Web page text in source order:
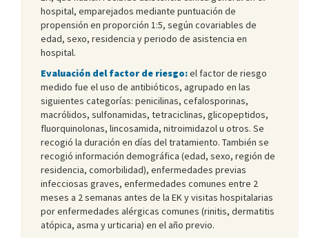
hospital, emparejados mediante puntuación de
propensión en proporción 1:5, según covariables de
edad, sexo, residencia y periodo de asistencia en
hospital.
Evaluación del factor de riesgo:el factor de riesgo
medido fue el uso de antibióticos, agrupado en las
siguientes categorías: penicilinas, cefalosporinas,
macrólidos, sulfonamidas, tetraciclinas, glicopeptidos,
fluorquinolonas, lincosamida, nitroimidazol u otros. Se
recogió la duración en días del tratamiento. También se
recogió información demográfica (edad, sexo, región de
residencia, comorbilidad), enfermedades previas
infecciosas graves, enfermedades comunes entre 2
meses a 2 semanas antes de la EK y visitas hospitalarias
por enfermedades alérgicas comunes (rinitis, dermatitis
atópica, asma y urticaria) en el año previo.